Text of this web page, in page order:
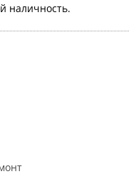
наличность.